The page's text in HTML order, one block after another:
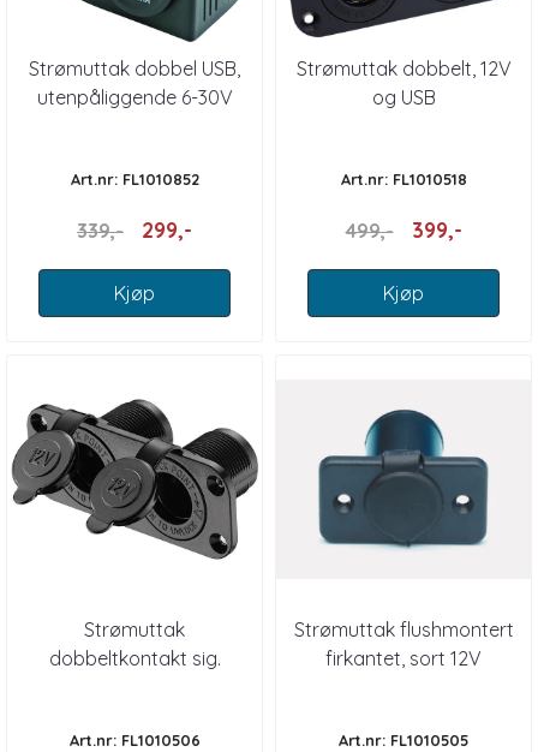
Strømuttak dobbel USB,
utenpåliggende 6-30V
Art.nr: FL1010852
339,- 299,-
Kjøp
Strømuttak dobbelt, 12V
og USB
Art.nr: FL1010518
499,- 399,-
Kjøp
Strømuttak
dobbeltkontakt sig.
Art.nr: FL1010506
Strømuttak flushmontert
firkantet, sort 12V
Art.nr: FL1010505